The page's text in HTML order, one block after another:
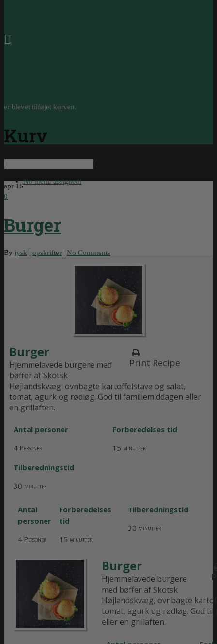
er blevet tilføjet kurven.
Kurv
No menu assigned!
apr 16
0
Burger
By jysk | opskrifter | No Comments
Burger
Print Recipe
Hjemmelavede burgere med
bøffer af Skotsk
Højlandskvæg, ovnbagte kartoffelstave og salat,
tomat, agurk og rødløg. God til familiemiddagen eller
en grillaften.
Antal personer
Forberedelses tid
4 Personer 15 minutter
Tilberedningstid
30 minutter
Antal
personer
Forberedelses
tid
4 Personer 15 minutter
Tilberedningstid
30 minutter
Burger
Hjemmelavede burgere
med bøffer af Skotsk
Højlandskvæg, ovnbagte
tomat, agurk og rødløg. God til
eller en grillaften.